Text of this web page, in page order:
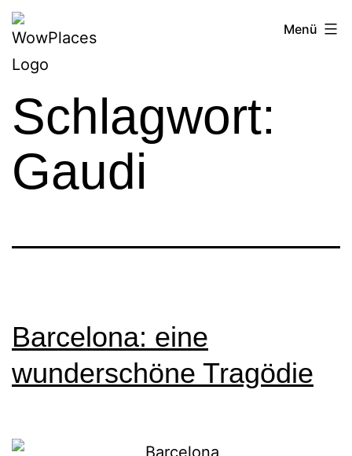
Zum
Inhalt
springen
Reiseblog
WowPlaces.de
Menü
Schlagwort:
Gaudi
Barcelona: eine
wunderschöne Tragödie